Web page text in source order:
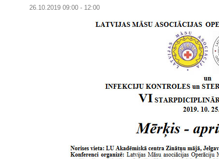
26.10.2019 09:00 - 12:00